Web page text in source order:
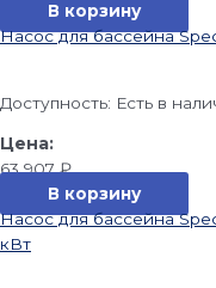
В корзину
Насос для бассейна
Доступность: Есть в
63 907₽
В корзину
Насос для бассейна
кВт